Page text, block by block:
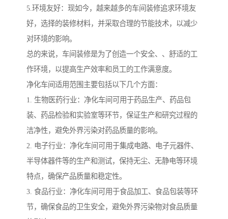
5.环境友好：现如今，越来越多的车间装修追求环境友
好，选择的装修材料，并采取合理的节能技术，以减少
对环境的影响。
总的来说，车间装修是为了创造一个安全、、舒适的工
作环境，以提高生产效率和员工的工作满意度。
净化车间适用范围主要包括以下几个方面：
1. 生物医药行业：净化车间可用于药品生产、药品包
装、药品检验和实验室等环节，保证生产和研究过程的
洁净性，避免外界污染对药品质量的影响。
2. 电子行业：净化车间可用于集成电路、电子元器件、
半导体器件等的生产和测试，保持无尘、无静电等环境
特点，确保产品质量和稳定性。
3. 食品行业：净化车间可用于食品加工、食品包装等环
节，确保食品的卫生安全，避免外界污染物对食品质量